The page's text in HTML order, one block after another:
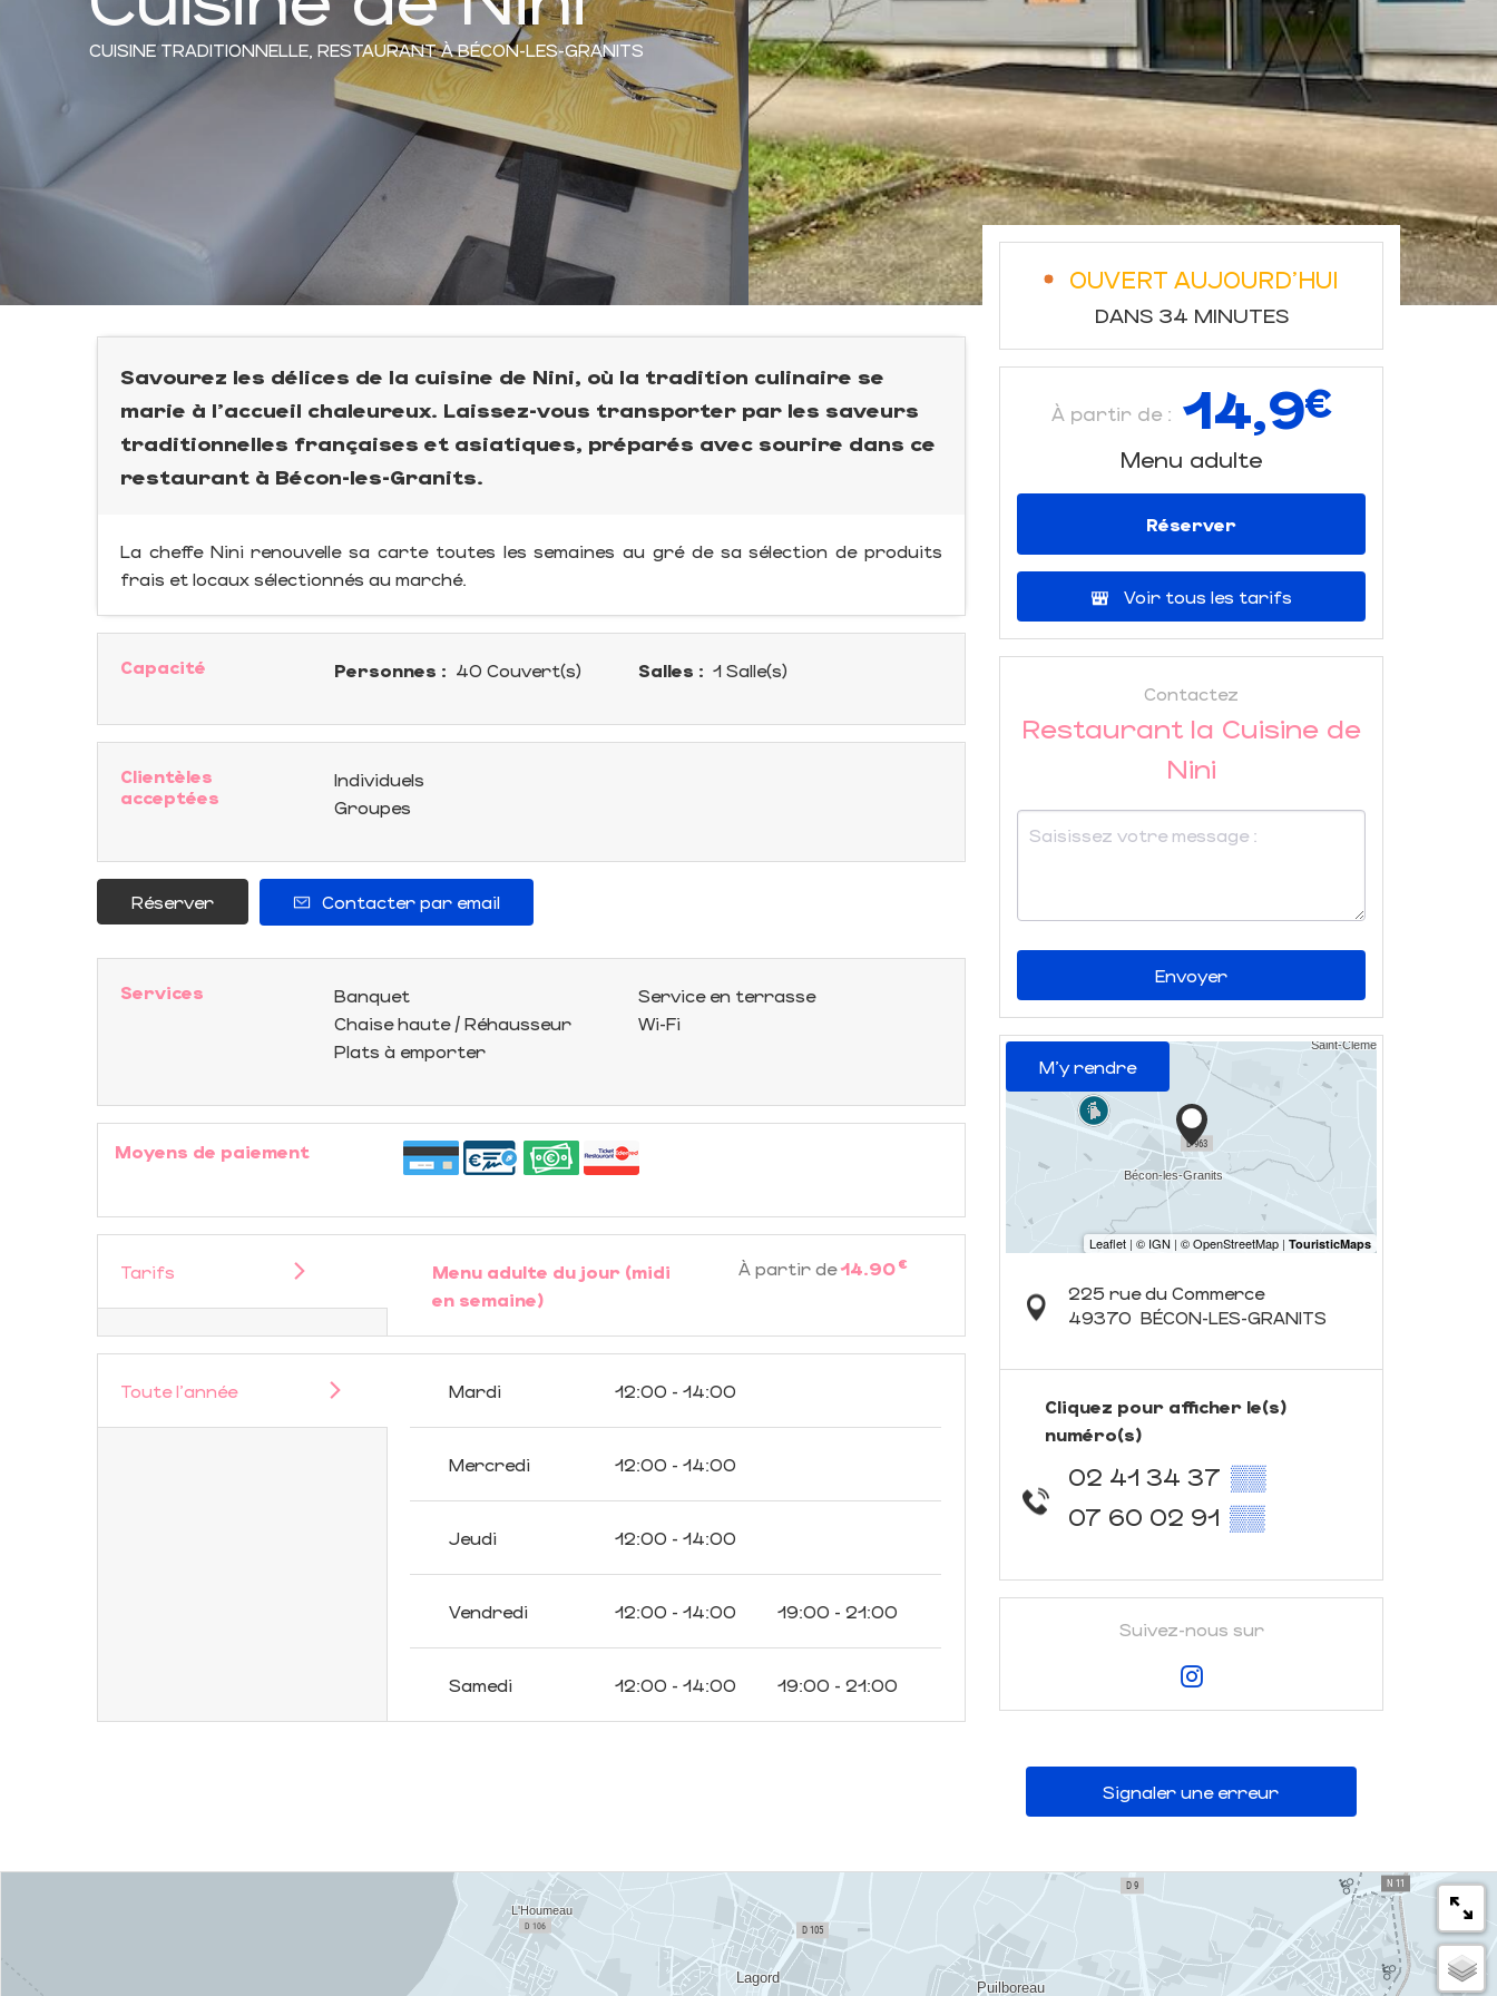
CUISINE TRADITIONNELLE, RESTAURANT À BÉCON-LES-GRANITS
Savourez les délices de la cuisine de Nini, où la tradition culinaire se
marie à l'accueil chaleureux. Laissez-vous transporter par les saveurs
traditionnelles françaises et asiatiques, préparés avec sourire dans ce
restaurant à Bécon-les-Granits.
La cheffe Nini renouvelle sa carte toutes les semaines au gré de sa sélection de produits
frais et locaux sélectionnés au marché.
Capacité Personnes : 40 Couvert(s) Salles : 1 Salle(s)
Clientèles
acceptées
Individuels
Groupes
Réserver Contacter par email
Services
Banquet
Chaise haute / Réhausseur
Plats à emporter
Service en terrasse
Wi-Fi
Moyens de paiement
Tarifs
Menu adulte du jour (midi
en semaine)
À partir de14.90 €
Toute l'année Mardi 12:00 - 14:00
Mercredi 12:00 - 14:00
Jeudi 12:00 - 14:00
Vendredi 12:00 - 14:00 19:00 - 21:00
Samedi 12:00 - 14:00 19:00 - 21:00
OUVERT AUJOURD'HUI
DANS 34 MINUTES
À partir de : 14,9€
Menu adulte
Réserver
Voir tous les tarifs
Contactez
Restaurant la Cuisine de
Nini
Envoyer
M'y rendre
225 rue du Commerce
49370 BÉCON-LES-GRANITS
Cliquez pour afficher le(s)
numéro(s)
02 41 34 37 ▒▒
07 60 02 91 ▒▒
Suivez-nous sur
Signaler une erreur